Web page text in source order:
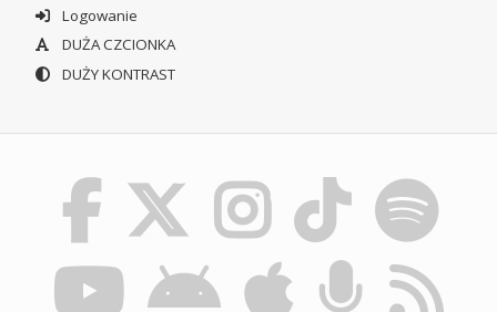
Logowanie
DUŻA CZCIONKA
DUŻY KONTRAST